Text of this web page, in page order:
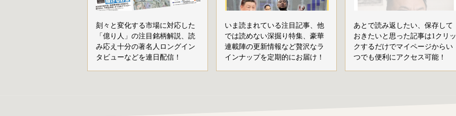
刻々と変化する市場に対応した
「億り人」の注目銘柄解説、読
み応え十分の著名人ロングイン
タビューなどを連日配信！
いま読まれている注目記事、他
では読めない深掘り特集、豪華
連載陣の更新情報など贅沢なラ
インナップを定期的にお届け！
あとで読み返したい、保存して
おきたいと思った記事は1クリッ
クするだけでマイページからい
つでも便利にアクセス可能！